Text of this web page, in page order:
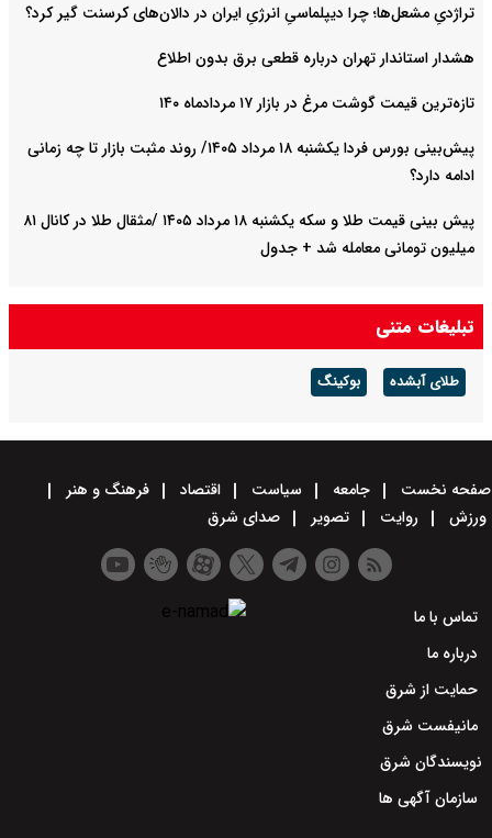
تراژدیِ مشعل‌ها؛ چرا دیپلماسیِ انرژیِ ایران در دالان‌های کرسنت گیر کرد؟
هشدار استاندار تهران درباره قطعی برق بدون اطلاع
تازه‌ترین قیمت گوشت مرغ در بازار ۱۷ مردادماه ۱۴۰
پیش‌بینی بورس فردا یکشنبه ۱۸ مرداد ۱۴۰۵/ روند مثبت بازار تا چه زمانی
ادامه دارد؟
پیش‌ بینی قیمت طلا و سکه یکشنبه ۱۸ مرداد ۱۴۰۵ /مثقال طلا در کانال ۸۱
میلیون تومانی معامله شد + جدول
تبلیغات متنی
طلای آبشده بوکینگ
صفحه نخست جامعه سیاست اقتصاد
فرهنگ و هنر
ورزش
روایت تصویر صدای شرق
تماس با ما
درباره ما
حمایت از شرق
مانیفست شرق
نویسندگان شرق
سازمان آگهی ها